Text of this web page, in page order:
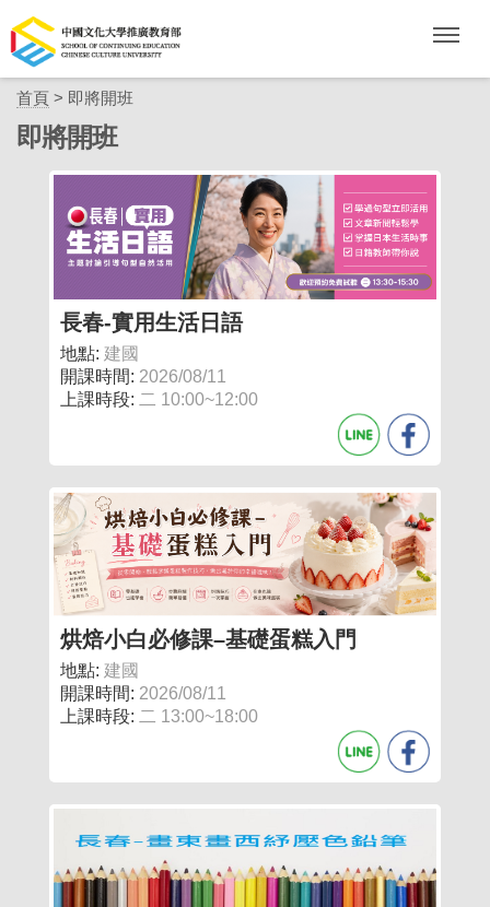
首頁 > 即將開班
即將開班
長春-實用生活日語
地點: 建國
開課時間: 2026/08/11
上課時段: 二 10:00~12:00
烘焙小白必修課–基礎蛋糕入門
地點: 建國
開課時間: 2026/08/11
上課時段: 二 13:00~18:00